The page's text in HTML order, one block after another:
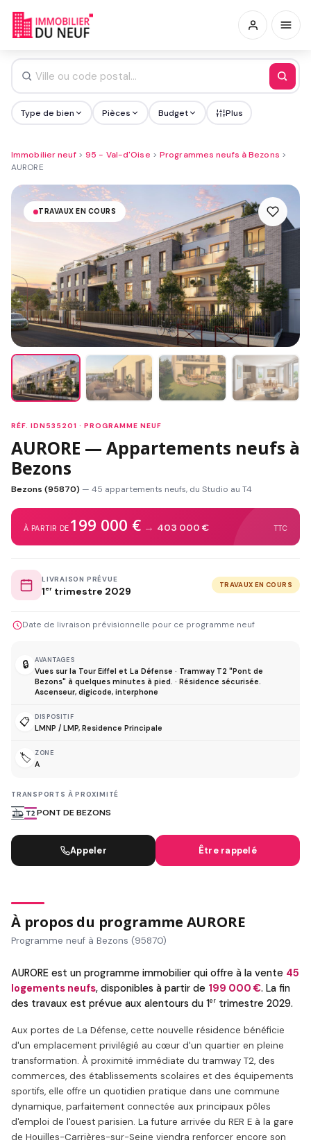
Type de bien Pièces Budget Plus
Immobilier neuf> 95 - Val-d'Oise > Programmes neufs à Bezons >
AURORE
TRAVAUX EN COURS
RÉF. IDN535201 · PROGRAMME NEUF
AURORE — Appartements neufs à
Bezons
Bezons (95870) — 45 appartements neufs, du Studio au T4
À PARTIR DE 199 000 € → 403 000 € TTC
LIVRAISON PRÉVUE
1er trimestre 2029 TRAVAUX EN COURS
Date de livraison prévisionnelle pour ce programme neuf
🔒 AVANTAGES
Vues sur la Tour Eiffel et La Défense · Tramway T2 "Pont de
Bezons" à quelques minutes à pied. · Résidence sécurisée.
Ascenseur, digicode, interphone
📋 DISPOSITIF
LMNP / LMP, Residence Principale
🏷️ ZONE
A
TRANSPORTS À PROXIMITÉ
PONT DE BEZONS
Appeler Être rappelé
À propos du programme AURORE
Programme neuf à Bezons (95870)
AURORE est un programme immobilier qui offre à la vente 45
logements neufs, disponibles à partir de 199 000 €. La fin
des travaux est prévue aux alentours du 1er trimestre 2029.
Aux portes de La Défense, cette nouvelle résidence bénéficie
d'un emplacement privilégié au cœur d'un quartier en pleine
transformation. À proximité immédiate du tramway T2, des
commerces, des établissements scolaires et des équipements
sportifs, elle offre un quotidien pratique dans une commune
dynamique, parfaitement connectée aux principaux pôles
d'emploi de l'ouest parisien. La future arrivée du RER E à la gare
de Houilles-Carrières-sur-Seine viendra renforcer encore son